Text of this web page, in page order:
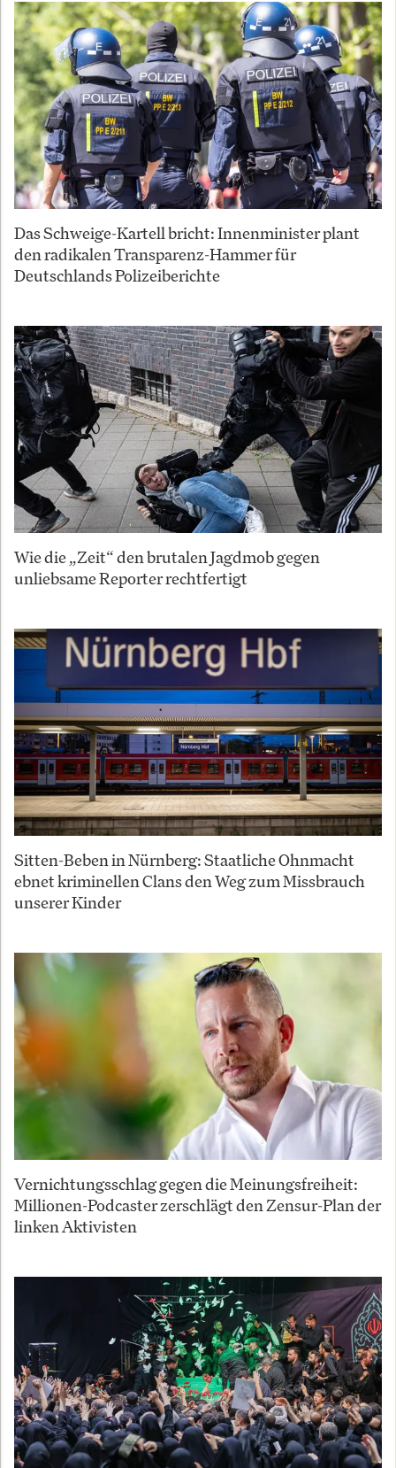
Das Schweige-Kartell bricht: Innenminister plant
den radikalen Transparenz-Hammer für
Deutschlands Polizeiberichte
Wie die „Zeit“ den brutalen Jagdmob gegen
unliebsame Reporter rechtfertigt
Sitten-Beben in Nürnberg: Staatliche Ohnmacht
ebnet kriminellen Clans den Weg zum Missbrauch
unserer Kinder
Vernichtungsschlag gegen die Meinungsfreiheit:
Millionen-Podcaster zerschlägt den Zensur-Plan der
linken Aktivisten